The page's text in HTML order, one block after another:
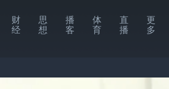
财
经
思
想
播
客
体
育
直
播
更
多